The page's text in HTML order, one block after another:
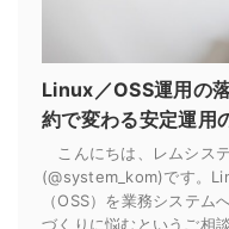
Linux／OSS運用の
約で変わる安定運用
こんにちは、レムシス
(@system_kom)です。
（OSS）を業務システム
づくりに悩むというご相